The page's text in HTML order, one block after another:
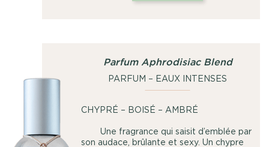
Parfum Aphrodisiac Blend
PARFUM – EAUX INTENSES
CHYPRÉ – BOISÉ – AMBRÉ
Une fragrance qui saisit d’emblée par
son audace, brûlante et sexy. Un chypre